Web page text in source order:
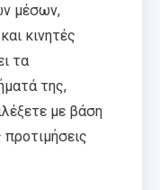
μέσων,
κινητές
τα
της,
με βάση